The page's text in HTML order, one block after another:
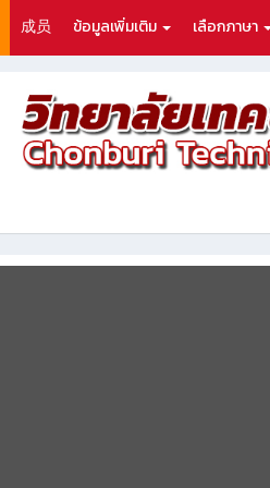
成员 ข้อมูลเพิ่มเติม เลือกภาษา